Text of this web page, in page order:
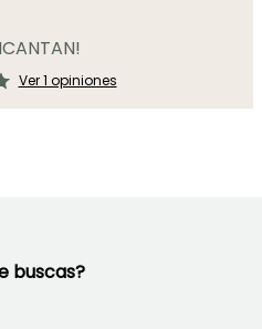
Ver 1 opiniones
buscas?